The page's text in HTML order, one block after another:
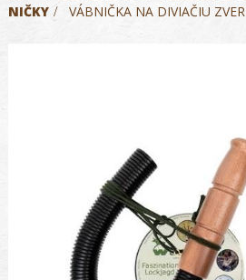
NIČKY > VÁBNIČKA NA DIVIAČIU ZVER